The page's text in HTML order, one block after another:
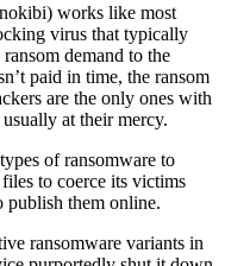
works like most
virus that typically
demand to the
paid in time, the ransom
are the only ones with
at their mercy.
of ransomware to
to coerce its victims
publish them online.
ransomware variants in